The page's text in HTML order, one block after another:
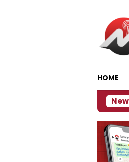
HOME
Dampak El